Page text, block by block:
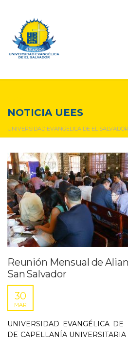
NOTICIA UEES
UNIVERSIDAD EVANGÉLICA DE EL SALVADOR
Reunión Mensual de
San Salvador
30
MAR
UNIVERSIDAD EVANGÉLICA
DE CAPELLANÍA